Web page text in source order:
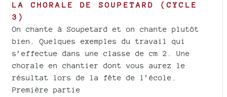
LA CHORALE DE SOUPETARD (CYCLE
3)
On chante à Soupetard et on chante plutôt
bien. Quelques exemples du travail qui
s’effectue dans une classe de cm 2. Une
chorale en chantier dont vous aurez le
résultat lors de la fête de l’école.
Première partie